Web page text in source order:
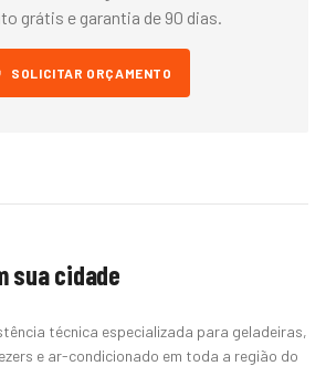
grátis e garantia de 90 dias.
SOLICITAR ORÇAMENTO
sua cidade
técnica especializada para geladeiras,
e ar-condicionado em toda a região do